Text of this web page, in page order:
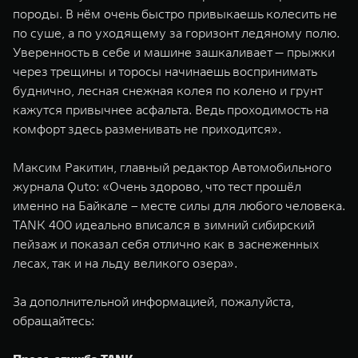
породы. В нём очень быстро привыкаешь колесить не
по суше, а по уходящему за горизонт ледяному полю.
Уверенность в себе и машине зашкаливает — прыжки
через трещины и торосы начинаешь воспринимать
буднично, лесная снежная колея по колено и грунт
кажутся привычнее асфальта. Ведь проходимость на
комфорт здесь разменивать не приходится».
Максим Ракитин, главный редактор Автомобильного
журнала Quto: «Очень здорово, что тест прошёл
именно на Байкале – месте силы для любого человека.
TANK 400 идеально вписался в зимний сибирский
пейзаж и показал себя отлично как в заснеженных
лесах, так и на льду великого озера».
За дополнительной информацией, пожалуйста,
обращайтесь: